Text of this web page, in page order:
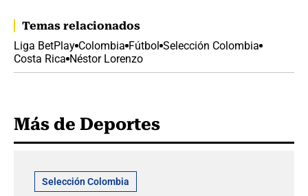
Temas relacionados
Liga BetPlay Colombia Fútbol Selección Colombia
Costa Rica Néstor Lorenzo
Más de Deportes
Selección Colombia